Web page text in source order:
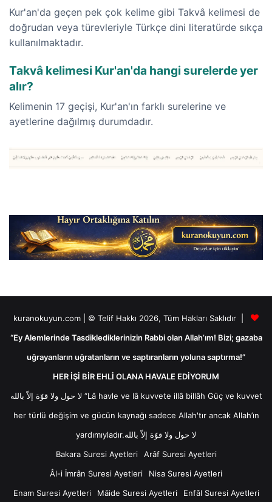
Kur'an'da geçen pek çok kelime gibi Takvâ kelimesi de
doğrudan veya türevleriyle Türkçe dini literatürde sıkça
kullanılmaktadır.
Takvâ kelimesi Kur'an'da hangi surelerde yer
alır?
Kelimenin 17 geçişi, Kur'an'ın farklı surelerine ve
ayetlerine dağılmış durumdadır.
kuranokuyun.com | © Telif Hakkı 2026, Tüm Hakları Saklıdır |
“Ey Alemlerinde Tasdiklediklerinizin Rabbi olan Allah’ım! Bizi; gazaba
uğrayanların uğratanların ve saptıranların yoluna saptırma!”
HER İŞİ BİR EHLİ OLANA HAVALE EDİYORUM
لا حول ولا قوّة إلاّ بالله “Lâ havle ve lâ kuvvete illâ billâh Güç ve kuvvet
her türlü değişim ve gücün kaynağı sadece Allah'tır ancak Allah’ın
yardımıyladır.لا حول ولا قوّة إلاّ بالله
Bakara Suresi Ayetleri
Arâf Suresi Ayetleri
Âl-i İmrân Suresi Ayetleri
Nisa Suresi Ayetleri
Enam Suresi Ayetleri
Mâide Suresi Ayetleri Enfâl Suresi Ayetleri